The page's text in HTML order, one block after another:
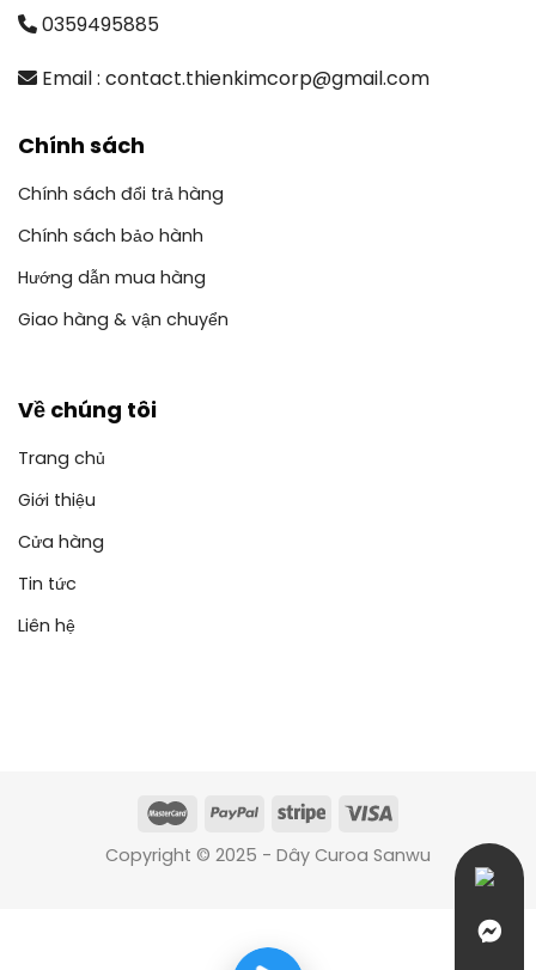
0359495885
Email : contact.thienkimcorp@gmail.com
Chính sách
Chính sách đổi trả hàng
Chính sách bảo hành
Hướng dẫn mua hàng
Giao hàng & vận chuyển
Về chúng tôi
Trang chủ
Giới thiệu
Cửa hàng
Tin tức
Liên hệ
Copyright © 2025 - Dây Curoa Sanwu